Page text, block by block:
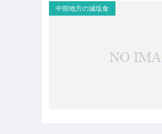
中部地方の減塩食